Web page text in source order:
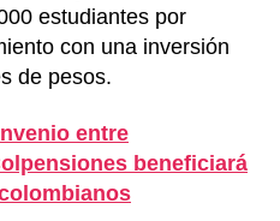
estudiantes por
con una inversión
de pesos.
entre
beneficiará